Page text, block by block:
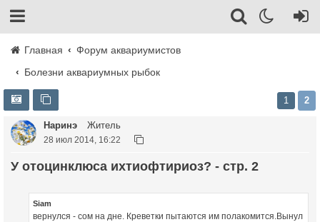
Главная
Форум аквариумистов
Болезни аквариумных рыбок
1 2
Наринэ Житель
28 июл 2014, 16:22
У отоцинклюса ихтиофтириоз? - стр. 2
Siam
вернулся - сом на дне. Креветки пытаются им полакомится.Вынул